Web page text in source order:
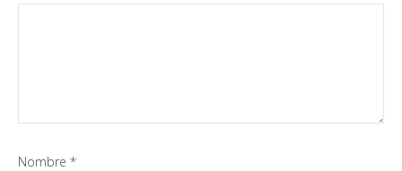
Nombre *